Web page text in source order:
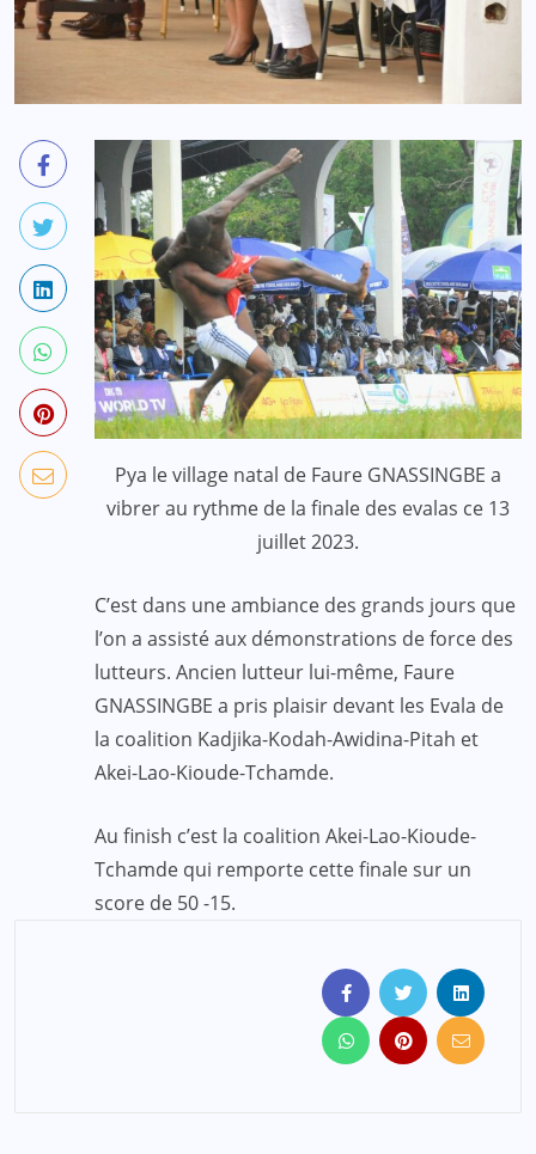
Pya le village natal de Faure GNASSINGBE a
vibrer au rythme de la finale des evalas ce 13
juillet 2023.
C’est dans une ambiance des grands jours que
l’on a assisté aux démonstrations de force des
lutteurs. Ancien lutteur lui-même, Faure
GNASSINGBE a pris plaisir devant les Evala de
la coalition Kadjika-Kodah-Awidina-Pitah et
Akei-Lao-Kioude-Tchamde.
Au finish c’est la coalition Akei-Lao-Kioude-
Tchamde qui remporte cette finale sur un
score de 50 -15.